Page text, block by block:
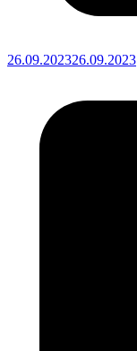
26.09.202326.09.2023